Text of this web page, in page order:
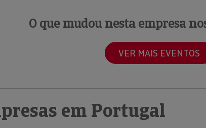
O que mudou nesta empresa
VER MAIS EVENTOS
em Portugal